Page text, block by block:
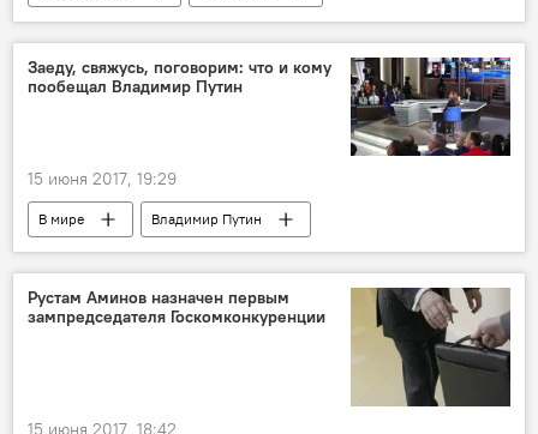
Узбекнефтегаз
Заеду, свяжусь, поговорим: что и кому
пообещал Владимир Путин
15 июня 2017, 19:29
В мире Владимир Путин
Рустам Аминов назначен первым
зампредседателя Госкомконкуренции
15 июня 2017, 18:42